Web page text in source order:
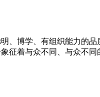
、博学、有组织能力的
征着与众不同、与众不